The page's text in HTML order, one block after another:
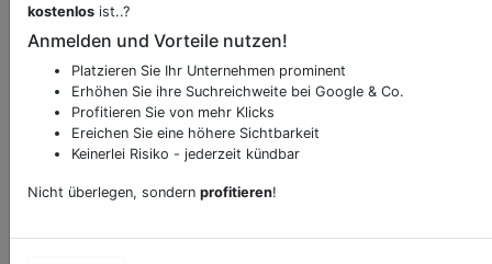
Beschreibung & Services von
Schauspielhaus
Sie möchten eine Beschreibung, Dienstleistung
oder andere relevante Informationen hinzufügen?
Gerne erweitern wir Ihren Firmeneintrag um
kostenlos ist..?
Anmelden und Vorteile nutzen!
Platzieren Sie Ihr Unternehmen prominent
Erhöhen Sie ihre Suchreichweite bei Google & Co.
Profitieren Sie von mehr Klicks
Ereichen Sie eine höhere Sichtbarkeit
Keinerlei Risiko - jederzeit kündbar
Nicht überlegen, sondern profitieren!